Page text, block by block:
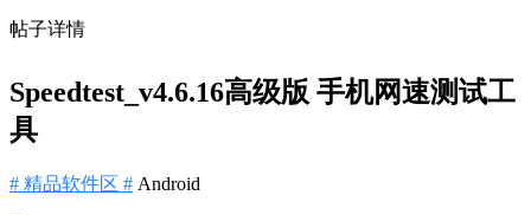
帖子详情
Speedtest_v4.6.16高级版 手机网速测试工
具
# 精品软件区 # Android